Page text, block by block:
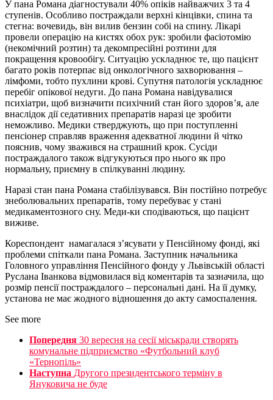
У пана Романа діагностували 40% опіків найважчих 3 та 4
ступенів. Особливо постраждали верхні кінцівки, спина та
стегна: вочевидь, він вилив бензин собі на спину. Лікарі
провели операцію на кистях обох рук: зробили фасіотомію
(некомічний розтин) та декомпресійні розтини для
покращення кровообігу. Ситуацію ускладнює те, що пацієнт
багато років потерпає від онкологічного захворювання –
лімфоми, тобто пухлини крові. Супутня патологія ускладнює
перебіг опікової недуги. До пана Романа навідувалися
психіатри, щоб визначити психічний стан його здоров’я, але
внаслідок дії седативних препаратів наразі це зробити
неможливо. Медики стверджують, що при поступленні
пенсіонер справляв враження адекватної людини й чітко
пояснив, чому зважився на страшний крок. Сусіди
постраждалого також відгукуються про нього як про
нормальну, приємну в спілкуванні людину.
Наразі стан пана Романа стабілізувався. Він постійно потребує
знеболювальних препаратів, тому перебуває у стані
медикаментозного сну. Меди-ки сподіваються, що пацієнт
виживе.
Кореспондент намагалася з’ясувати у Пенсійному фонді, які
проблеми спіткали пана Романа. Заступник начальника
Головного управління Пенсійного фонду у Львівській області
Руслана Іванкова відмовилася від коментарів та зазначила, що
розмір пенсії постраждалого – персональні дані. На її думку,
установа не має жодного відношення до акту самоспалення.
See more
Попередня 30 вересня на сесії міськради створять
комунальне підприємство «Футбольний клуб
«Тернопіль»
Наступна Другого президентського терміну в
Януковича не буде